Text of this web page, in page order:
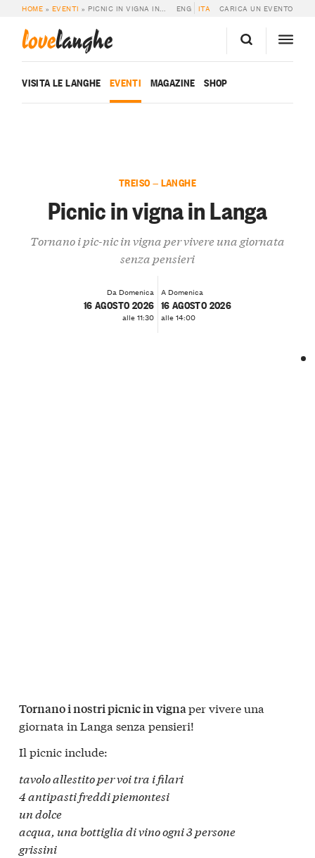
HOME » EVENTI » PICNIC IN VIGNA IN LANGA ENG ITA CARICA UN EVENTO
lovelanghe
VISITA LE LANGHE EVENTI MAGAZINE SHOP
TREISO — LANGHE
Picnic in vigna in Langa
Tornano i pic-nic in vigna per vivere una giornata
senza pensieri
Da Domenica
16 AGOSTO 2026
alle 11:30
A Domenica
16 AGOSTO 2026
alle 14:00
Tornano i nostri picnic in vignaper vivere una
giornata in Langa senza pensieri!
Il picnic include:
tavolo allestito per voi tra i filari
4 antipasti freddi piemontesi
un dolce
acqua, una bottiglia di vino ogni 3 persone
grissini